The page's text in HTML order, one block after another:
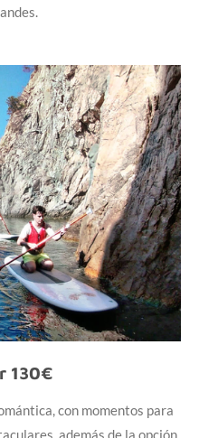
130€
con momentos para
además de la opción